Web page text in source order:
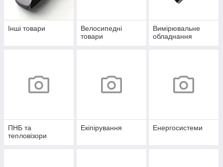
Інші товари
Велосипедні
товари
Вимірювальне
обладнання
ПНБ та
тепловізори
Екіпірування Енергосистеми